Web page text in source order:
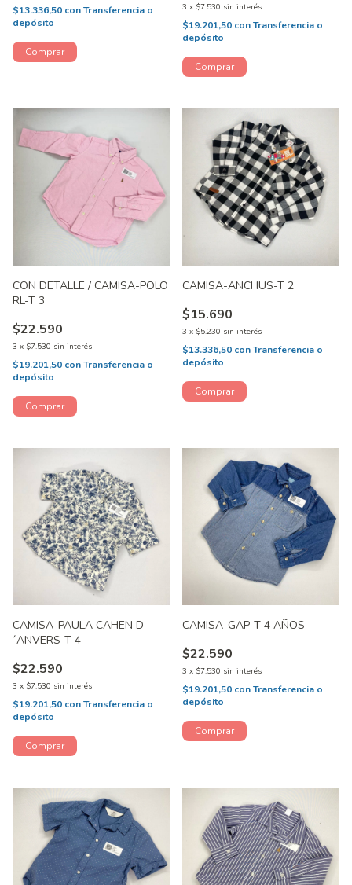
$13.336,50 conTransferencia o
depósito
3 x $7.530 sin interés
$19.201,50 conTransferencia o
depósito
CON DETALLE / CAMISA-POLO
RL-T 3
$22.590
3 x $7.530 sin interés
$19.201,50 conTransferencia o
depósito
CAMISA-ANCHUS-T 2
$15.690
3 x $5.230 sin interés
$13.336,50 conTransferencia o
depósito
CAMISA-PAULA CAHEN D
´ANVERS-T 4
$22.590
3 x $7.530 sin interés
$19.201,50 conTransferencia o
depósito
CAMISA-GAP-T 4 AÑOS
$22.590
3 x $7.530 sin interés
$19.201,50 conTransferencia o
depósito